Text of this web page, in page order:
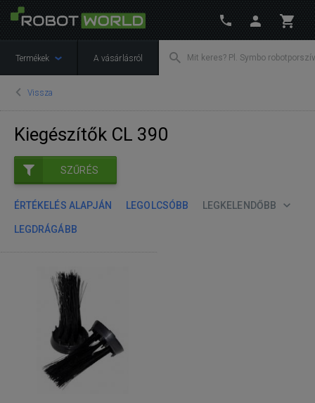
Termékek A vásárlásról
Vissza
Kiegészítők CL 390
SZŰRÉS
ÉRTÉKELÉS ALAPJÁN LEGOLCSÓBB LEGKELENDŐBB
LEGDRÁGÁBB